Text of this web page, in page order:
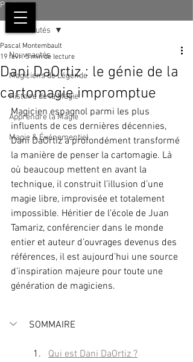
Post
Nouveautés
Magiciens de Légende
Histoire de la Magie
Apprendre la Magie
Magie & Événementiel
Nouveautés
Dani DaOrtiz : le génie de la
cartomagie impromptue
Pascal Montembault
19 févr. 5 min de lecture
Magicien espagnol parmi les plus
influents de ces dernières décennies,
Dani DaOrtiz a profondément transformé
la manière de penser la cartomagie. Là
où beaucoup mettent en avant la
technique, il construit l’illusion d’une
magie libre, improvisée et totalement
impossible. Héritier de l’école de Juan
Tamariz, conférencier dans le monde
entier et auteur d’ouvrages devenus des
références, il est aujourd’hui une source
d’inspiration majeure pour toute une
génération de magiciens.
SOMMAIRE
Qui est Dani DaOrtiz ?